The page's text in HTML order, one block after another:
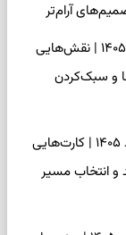
آرام‌تر
فال قهوه امروز یکشنبه ۱۸ مرداد ۱۴۰۵ | نقش‌هایی
و سبک‌کردن
فال تاروت امروز یکشنبه ۱۸ مرداد ۱۴۰۵ | کارت‌هایی
و انتخاب مسیر